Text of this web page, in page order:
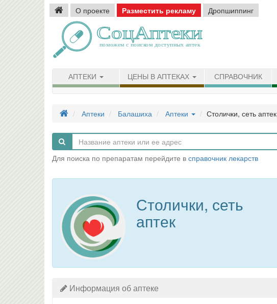
О проекте Разместить рекламу Дропшиппинг
АПТЕКИ ЦЕНЫ В АПТЕКАХ СПРАВОЧНИК
Аптеки Балашиха Аптеки Столички, сеть аптек
Для поиска по препаратам перейдите в справочник лекарств
Столички, сеть
аптек
Информация об аптеке